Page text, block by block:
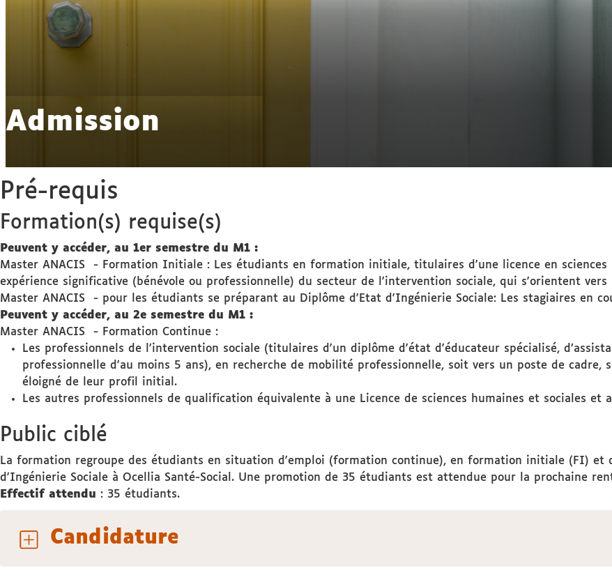
Admission
Pré-requis
Formation(s) requise(s)
Peuvent y accéder, au 1er semestre du M1 :
Master ANACIS - Formation Initiale : Les étudiants en formation initiale, titulaires d'une licence en sciences
expérience significative (bénévole ou professionnelle) du secteur de l'intervention sociale, qui s'orientent
Master ANACIS - pour les étudiants se préparant au Diplôme d'Etat d'Ingénierie Sociale: Les stagiaires en
Peuvent y accéder, au 2e semestre du M1 :
Master ANACIS - Formation Continue :
Les professionnels de l'intervention sociale (titulaires d'un diplôme d'état d'éducateur spécialisé,
professionnelle d'au moins 5 ans), en recherche de mobilité professionnelle, soit vers un poste de cadre,
éloigné de leur profil initial.
Les autres professionnels de qualification équivalente à une Licence de sciences humaines et sociales et
Public ciblé
La formation regroupe des étudiants en situation d'emploi (formation continue), en formation initiale (FI)
d'Ingénierie Sociale à Ocellia Santé-Social. Une promotion de 35 étudiants est attendue pour la prochaine
Effectif attendu : 35 étudiants.
Candidature